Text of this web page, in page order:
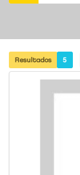
Resultados 5